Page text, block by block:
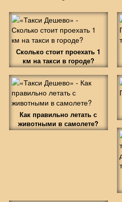
Сколько стоит проехать 1
км на такси в городе?
Как правильно летать с
животными в самолете?